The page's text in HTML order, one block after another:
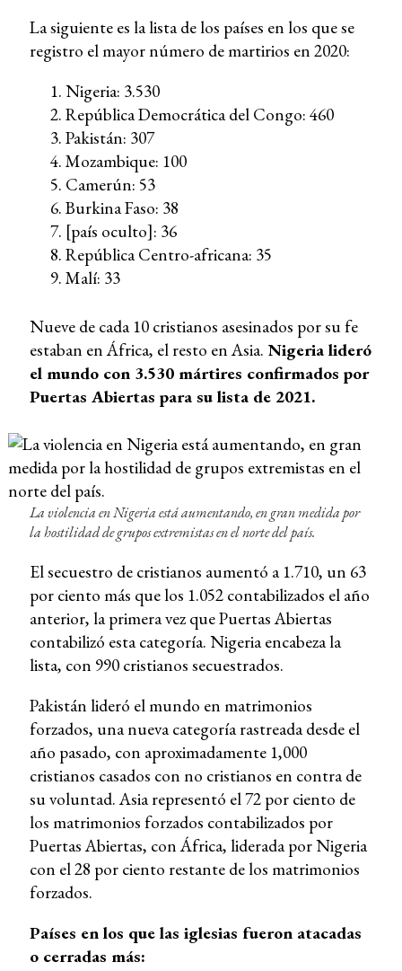
La siguiente es la lista de los países en los que se
registro el mayor número de martirios en 2020:
Nigeria: 3.530
República Democrática del Congo: 460
Pakistán: 307
Mozambique: 100
Camerún: 53
Burkina Faso: 38
[país oculto]: 36
República Centro-africana: 35
Malí: 33
Nueve de cada 10 cristianos asesinados por su fe
estaban en África, el resto en Asia. Nigeria lideró
el mundo con 3.530 mártires confirmados por
Puertas Abiertas para su lista de 2021.
La violencia en Nigeria está aumentando, en gran medida por
la hostilidad de grupos extremistas en el norte del país.
El secuestro de cristianos aumentó a 1.710, un 63
por ciento más que los 1.052 contabilizados el año
anterior, la primera vez que Puertas Abiertas
contabilizó esta categoría. Nigeria encabeza la
lista, con 990 cristianos secuestrados.
Pakistán lideró el mundo en matrimonios
forzados, una nueva categoría rastreada desde el
año pasado, con aproximadamente 1,000
cristianos casados ​​con no cristianos en contra de
su voluntad. Asia representó el 72 por ciento de
los matrimonios forzados contabilizados por
Puertas Abiertas, con África, liderada por Nigeria
con el 28 por ciento restante de los matrimonios
forzados.
Países en los que las iglesias fueron atacadas
o cerradas más: